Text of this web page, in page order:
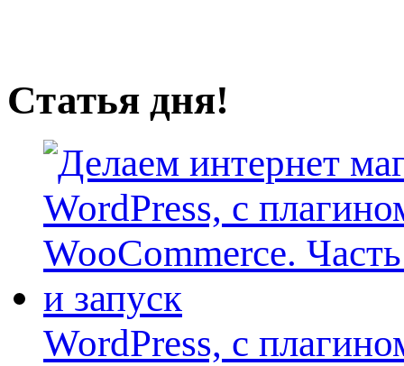
Статья дня!
WordPress, с